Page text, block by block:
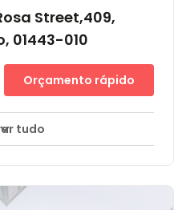
Street,409,
01443-010
Creche
C. Situado no
famoso por seus
Orçamento rápido
tudo